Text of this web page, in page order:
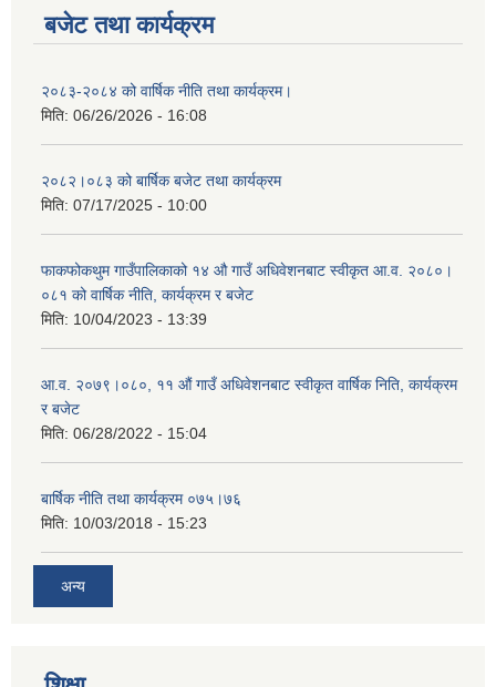
बजेट तथा कार्यक्रम
२०८३-२०८४ को वार्षिक नीति तथा कार्यक्रम।
मिति: 06/26/2026 - 16:08
२०८२।०८३ को बार्षिक बजेट तथा कार्यक्रम
मिति: 07/17/2025 - 10:00
फाकफोकथुम गाउँपालिकाको १४ औ गाउँ अधिवेशनबाट स्वीकृत आ.व. २०८०।
०८१ को वार्षिक नीति, कार्यक्रम र बजेट
मिति: 10/04/2023 - 13:39
आ.व. २०७९।०८०, ११ औं गाउँ अधिवेशनबाट स्वीकृत वार्षिक निति, कार्यक्रम
र बजेट
मिति: 06/28/2022 - 15:04
बार्षिक नीति तथा कार्यक्रम ०७५।७६
मिति: 10/03/2018 - 15:23
अन्य